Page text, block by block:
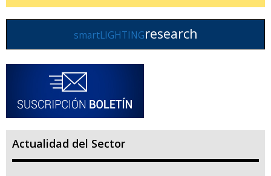
smartLIGHTINGresearch
Actualidad del Sector